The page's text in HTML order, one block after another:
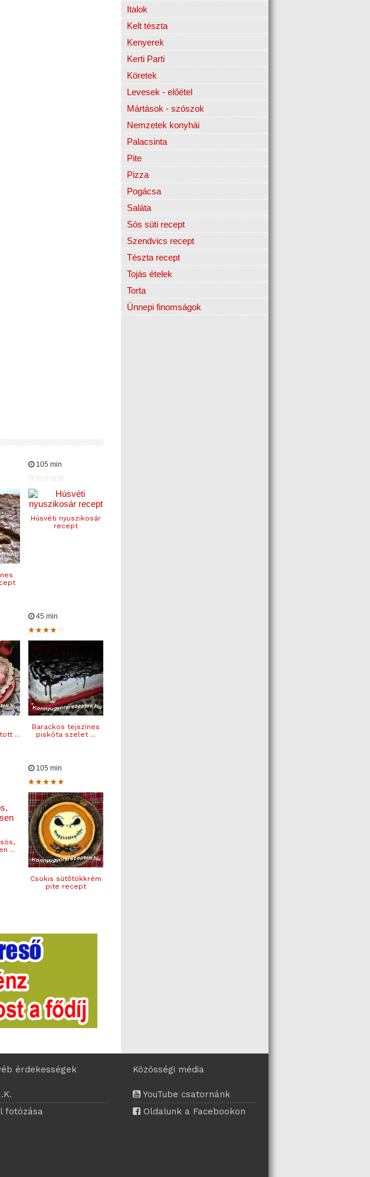
105 min
Húsvéti nyuszikosár
recept
...
45 min
Barackos tejszínes
piskóta szelet ...
...
105 min
Csokis sütőtökkrém
pite recept
Italok
Kelt tészta
Kenyerek
Kerti Parti
Köretek
Levesek - előétel
Mártások - szószok
Nemzetek konyhái
Palacsinta
Pite
Pizza
Pogácsa
Saláta
Sós süti recept
Szendvics recept
Tészta recept
Tojás ételek
Torta
Ünnepi finomságok
érdekességek
fotózása
Közösségi média
YouTube csatornánk
Oldalunk a Facebookon